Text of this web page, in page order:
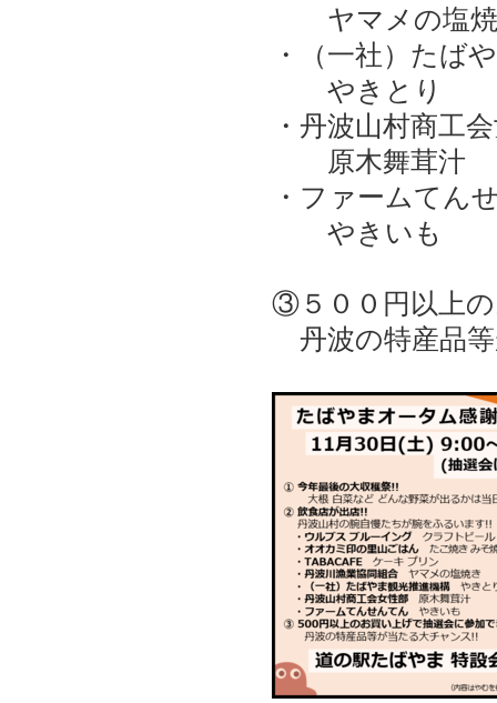
ヤマメの塩
・（一社）たば
やきとり
・丹波山村商工
原木舞茸汁
・ファームてん
やきいも
③５００円以上
丹波の特産品